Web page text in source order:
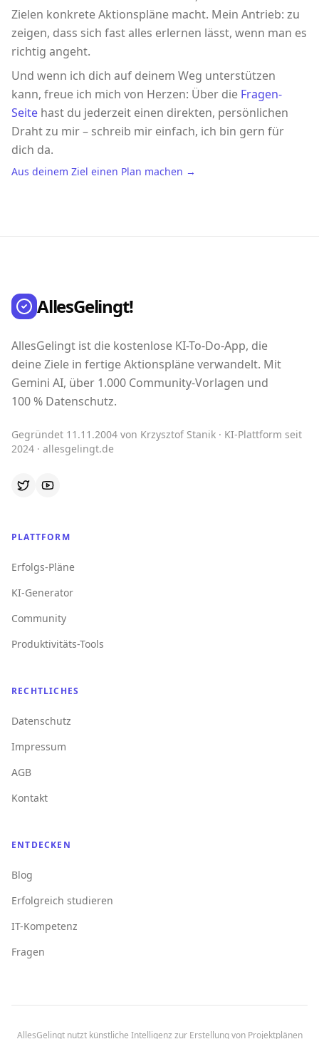
Zielen konkrete Aktionspläne macht. Mein Antrieb: zu
zeigen, dass sich fast alles erlernen lässt, wenn man es
richtig angeht.
Und wenn ich dich auf deinem Weg unterstützen
kann, freue ich mich von Herzen: Über die Fragen-
Seite hast du jederzeit einen direkten, persönlichen
Draht zu mir – schreib mir einfach, ich bin gern für
dich da.
Aus deinem Ziel einen Plan machen →
AllesGelingt!
AllesGelingt ist die kostenlose KI-To-Do-App, die
deine Ziele in fertige Aktionspläne verwandelt. Mit
Gemini AI, über 1.000 Community-Vorlagen und
100 % Datenschutz.
Gegründet 11.11.2004 von Krzysztof Stanik · KI-Plattform seit
2024 · allesgelingt.de
PLATTFORM
Erfolgs-Pläne
KI-Generator
Community
Produktivitäts-Tools
RECHTLICHES
Datenschutz
Impressum
AGB
Kontakt
ENTDECKEN
Blog
Erfolgreich studieren
IT-Kompetenz
Fragen
AllesGelingt nutzt künstliche Intelligenz zur Erstellung von Projektplänen